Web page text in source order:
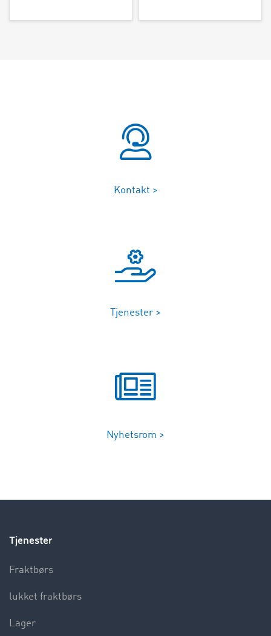
Kontakt >
Tjenester >
Nyhetsrom >
Tjenester
Fraktbørs
lukket fraktbørs
Lager